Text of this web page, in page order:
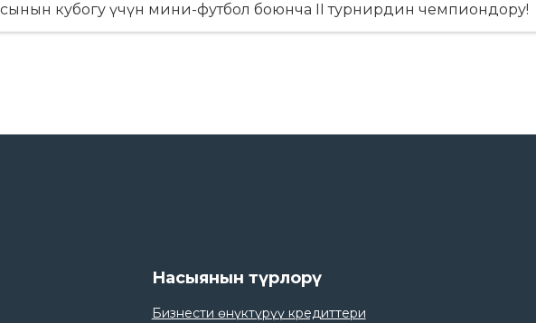
кубогу үчүн мини-футбол боюнча II турнирдин чемпиондору!
Насыянын түрлорү
Бизнести өнүктүрүү кредиттери